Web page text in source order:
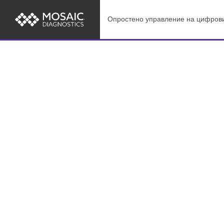
Опростено управление на